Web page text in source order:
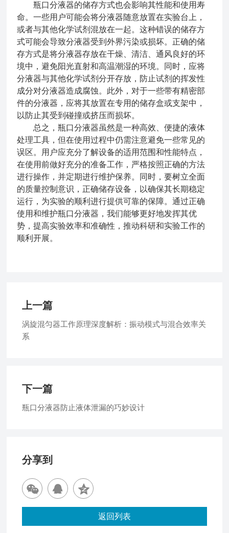
瓶口分液器的储存方式也会影响其性能和使用寿
命。一些用户可能会将分液器随意放置在实验台上，
或者与其他化学试剂混放在一起。这种错误的储存方
式可能会导致分液器受到外界污染或损坏。正确的储
存方式是将分液器存放在干燥、清洁、通风良好的环
境中，避免阳光直射和高温潮湿的环境。同时，应将
分液器与其他化学试剂分开存放，防止试剂的挥发性
成分对分液器造成腐蚀。此外，对于一些带有精密部
件的分液器，应将其放置在专用的储存盒或支架中，
以防止其受到碰撞或挤压而损坏。
总之，瓶口分液器虽然是一种高效、便捷的液体
处理工具，但在使用过程中仍需注意避免一些常见的
误区。用户应充分了解设备的适用范围和性能特点，
在使用前做好充分的准备工作，严格按照正确的方法
进行操作，并定期进行维护保养。同时，要树立全面
的质量控制意识，正确储存设备，以确保其长期稳定
运行，为实验的顺利进行提供可靠的保障。通过正确
使用和维护瓶口分液器，我们能够更好地发挥其优
势，提高实验效率和准确性，推动科研和实验工作的
顺利开展。
上一篇
涡旋混匀器工作原理深度解析：振动模式与混合效率关
系
下一篇
瓶口分液器防止液体泄漏的巧妙设计
分享到
返回列表